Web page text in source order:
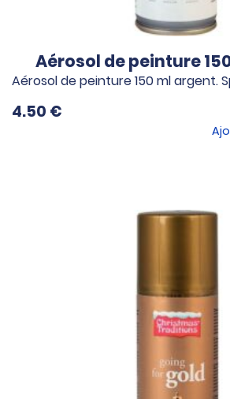
Aérosol de peinture
Aérosol de peinture 150 ml argent.
4.50 €